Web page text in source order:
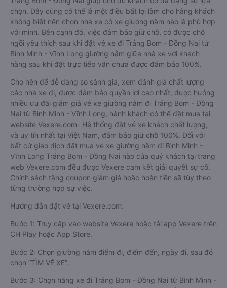
chọn. Đây cũng có thể là một điều bất lợi làm cho hàng khách
không biết nên chọn nhà xe có xe giường nằm nào là phù hợp
với mình. Bên cạnh đó, việc đảm bảo giữ chỗ, có được chỗ
ngồi yêu thích sau khi đặt vé xe đi Trảng Bom - Đồng Nai từ
Bình Minh - Vĩnh Long giường nằm giữa nhà xe với khách
hàng sau khi đặt trực tiếp vẫn chưa được đảm bảo 100%.
Cho nên để dễ dàng so sánh giá, xem đánh giá chất lượng
các nhà xe đi, được đảm bảo quyền lợi cao nhất, được hưởng
nhiều ưu đãi giảm giá vé xe giường nằm đi Trảng Bom - Đồng
Nai từ Bình Minh - Vĩnh Long, hành khách có thể đặt mua tại
website Vexere.com- Hệ thống đặt vé xe khách chất lượng,
và uy tín nhất tại Việt Nam, đảm bảo giữ chỗ 100%. Đối với
bất cứ giao dịch đặt mua vé xe giường nằm đi Bình Minh -
Vĩnh Long Trảng Bom - Đồng Nai nào của quý khách tại trang
web Vexere.com đều được Vexere cam kết giải quyết sự cố.
Chính sách tặng coupon giảm giá hoặc hoàn tiền sẽ tùy theo
từng trường hợp sự việc.
Hướng dẫn đặt vé tại Vexere.com:
Bước 1: Truy cập vào website Vexere hoặc tải app Vexere trên
CH Play hoặc App Store.
Bước 2: Chọn giường nằm điểm đi, điểm đến, ngày đi, sau đó
chọn “TÌM VÉ XE”.
Bước 3: Chọn hãng xe đi Trảng Bom - Đồng Nai từ Bình Minh -